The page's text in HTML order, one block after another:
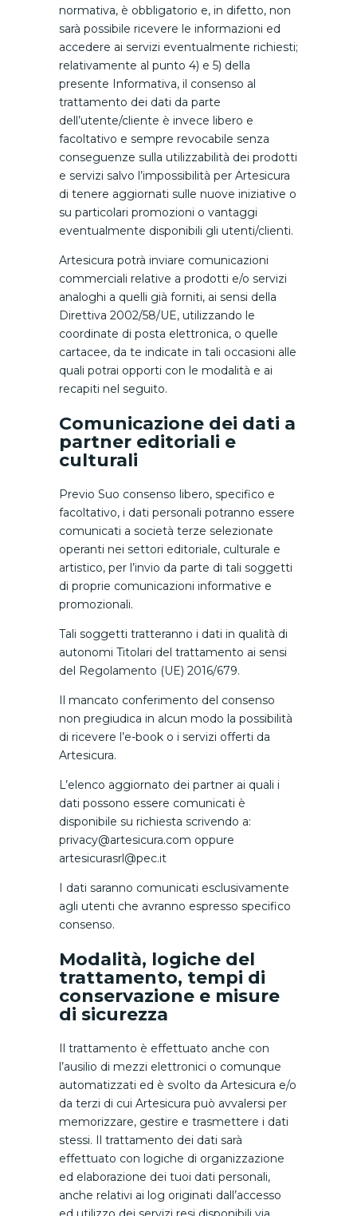
normativa, è obbligatorio e, in difetto, non
sarà possibile ricevere le informazioni ed
accedere ai servizi eventualmente richiesti;
relativamente al punto 4) e 5) della
presente Informativa, il consenso al
trattamento dei dati da parte
dell’utente/cliente è invece libero e
facoltativo e sempre revocabile senza
conseguenze sulla utilizzabilità dei prodotti
e servizi salvo l’impossibilità per Artesicura
di tenere aggiornati sulle nuove iniziative o
su particolari promozioni o vantaggi
eventualmente disponibili gli utenti/clienti.
Artesicura potrà inviare comunicazioni
commerciali relative a prodotti e/o servizi
analoghi a quelli già forniti, ai sensi della
Direttiva 2002/58/UE, utilizzando le
coordinate di posta elettronica, o quelle
cartacee, da te indicate in tali occasioni alle
quali potrai opporti con le modalità e ai
recapiti nel seguito.
Comunicazione dei dati a
partner editoriali e
culturali
Previo Suo consenso libero, specifico e
facoltativo, i dati personali potranno essere
comunicati a società terze selezionate
operanti nei settori editoriale, culturale e
artistico, per l’invio da parte di tali soggetti
di proprie comunicazioni informative e
promozionali.
Tali soggetti tratteranno i dati in qualità di
autonomi Titolari del trattamento ai sensi
del Regolamento (UE) 2016/679.
Il mancato conferimento del consenso
non pregiudica in alcun modo la possibilità
di ricevere l’e-book o i servizi offerti da
Artesicura.
L’elenco aggiornato dei partner ai quali i
dati possono essere comunicati è
disponibile su richiesta scrivendo a:
privacy@artesicura.com oppure
artesicurasrl@pec.it
I dati saranno comunicati esclusivamente
agli utenti che avranno espresso specifico
consenso.
Modalità, logiche del
trattamento, tempi di
conservazione e misure
di sicurezza
Il trattamento è effettuato anche con
l’ausilio di mezzi elettronici o comunque
automatizzati ed è svolto da Artesicura e/o
da terzi di cui Artesicura può avvalersi per
memorizzare, gestire e trasmettere i dati
stessi. Il trattamento dei dati sarà
effettuato con logiche di organizzazione
ed elaborazione dei tuoi dati personali,
anche relativi ai log originati dall’accesso